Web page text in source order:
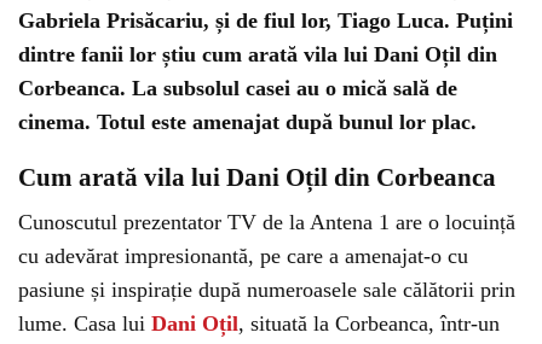
Gabriela Prisăcariu, și de fiul lor, Tiago Luca. Puțini
dintre fanii lor știu cum arată vila lui Dani Oțil din
Corbeanca. La subsolul casei au o mică sală de
cinema. Totul este amenajat după bunul lor plac.
Cum arată vila lui Dani Oțil din Corbeanca
Cunoscutul prezentator TV de la Antena 1 are o locuință
cu adevărat impresionantă, pe care a amenajat-o cu
pasiune și inspirație după numeroasele sale călătorii prin
lume. Casa lui Dani Oțil, situată la Corbeanca, într-un